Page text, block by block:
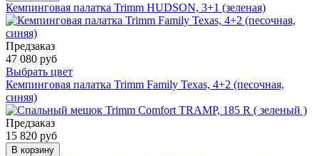
Кемпинговая палатка Trimm HUDSON, 3+1 (зеленая)
Предзаказ
47 080 руб
Выбрать цвет
Кемпинговая палатка Trimm Family Texas, 4+2 (песочная,
синяя)
Предзаказ
15 820 руб
В корзину